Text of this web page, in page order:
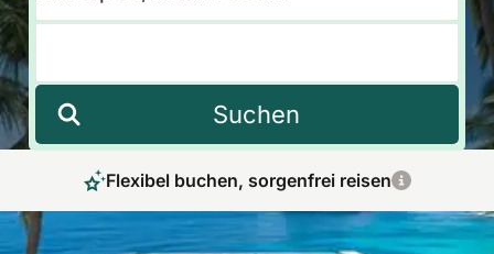
Suchen
Flexibel buchen, sorgenfrei reisen